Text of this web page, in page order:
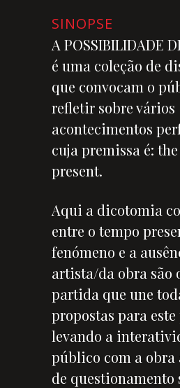
SINOPSE
A POSSIBILIDADE
é uma coleção de
que convocam o
refletir sobre vários
acontecimentos
cuja premissa é:
present.
Aqui a dicotomia
entre o tempo
fenómeno e a
artista/da obra são
partida que une
propostas para
levando a
público com a obra
de questionamento